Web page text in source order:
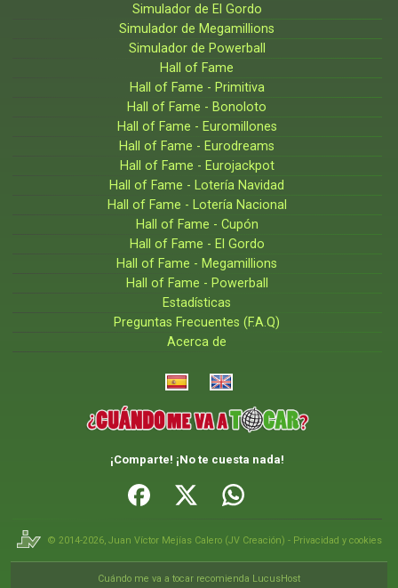
Simulador de El Gordo
Simulador de Megamillions
Simulador de Powerball
Hall of Fame
Hall of Fame - Primitiva
Hall of Fame - Bonoloto
Hall of Fame - Euromillones
Hall of Fame - Eurodreams
Hall of Fame - Eurojackpot
Hall of Fame - Lotería Navidad
Hall of Fame - Lotería Nacional
Hall of Fame - Cupón
Hall of Fame - El Gordo
Hall of Fame - Megamillions
Hall of Fame - Powerball
Estadísticas
Preguntas Frecuentes (F.A.Q)
Acerca de
¡Comparte! ¡No te cuesta nada!
© 2014-2026, Juan Víctor Mejías Calero(JV Creación) - Privacidad y cookies
Cuándo me va a tocar recomienda LucusHost